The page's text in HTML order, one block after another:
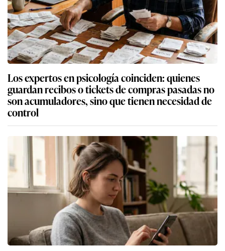
Los expertos en psicología coinciden: quienes
guardan recibos o tickets de compras pasadas no
son acumuladores, sino que tienen necesidad de
control